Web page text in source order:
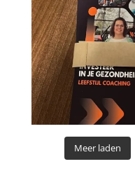
Meer laden